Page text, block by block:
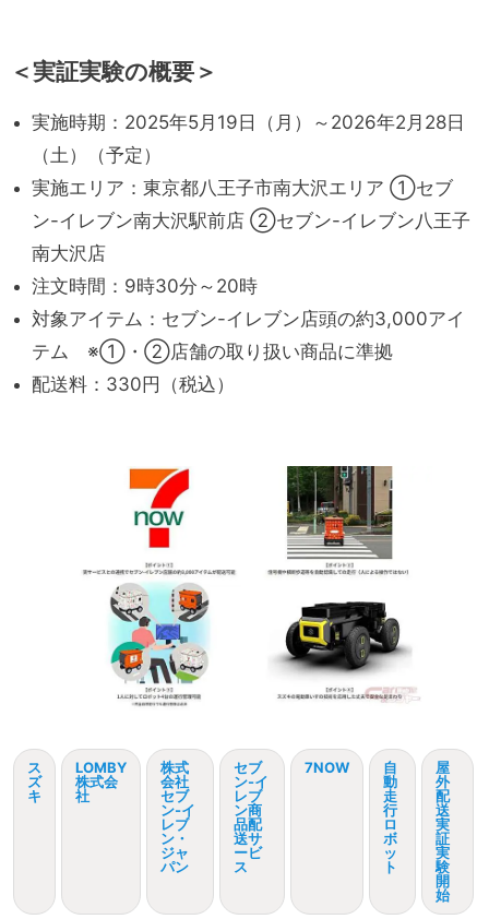
＜実証実験の概要＞
実施時期：2025年5月19日（月）～2026年2月28日
（土）（予定）
実施エリア：東京都八王子市南大沢エリア ①セブ
ン-イレブン南大沢駅前店 ②セブン-イレブン八王子
南大沢店
注文時間：9時30分～20時
対象アイテム：セブン-イレブン店頭の約3,000アイ
テム ※①・②店舗の取り扱い商品に準拠
配送料：330円（税込）
ス
ズ
キ
LOMBY
株式会
社
株式
会社
セブ
ン-イ
レブ
ン・
ジャ
パン
セブ
ン-イ
レブ
ン商
品配
送サ
ービ
ス
7NOW
自
動
走
行
ロ
ボ
ッ
ト
屋
外
配
送
実
証
実
験
開
始